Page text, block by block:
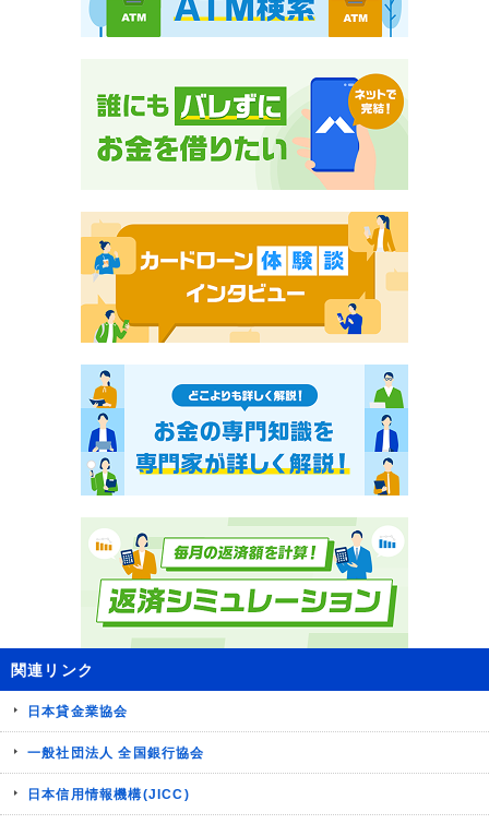
関連リンク
日本貸金業協会
一般社団法人 全国銀行協会
日本信用情報機構(JICC)